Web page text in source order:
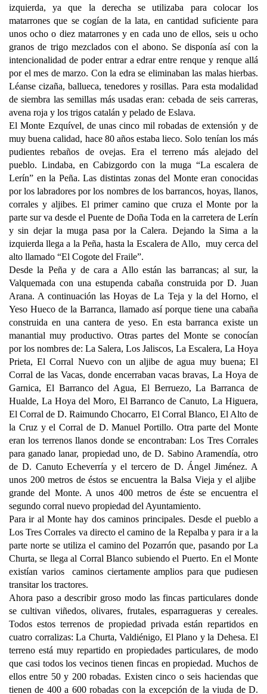
izquierda, ya que la derecha se utilizaba para colocar los
matarrones que se cogían de la lata, en cantidad suficiente para
unos ocho o diez matarrones y en cada uno de ellos, seis u ocho
granos de trigo mezclados con el abono. Se disponía así con la
intencionalidad de poder entrar a edrar entre renque y renque allá
por el mes de marzo. Con la edra se eliminaban las malas hierbas.
Léanse cizaña, ballueca, tenedores y rosillas. Para esta modalidad
de siembra las semillas más usadas eran: cebada de seis carreras,
avena roja y los trigos catalán y pelado de Eslava.
El Monte Ezquível, de unas cinco mil robadas de extensión y de
muy buena calidad, hace 80 años estaba lieco. Solo tenían los más
pudientes rebaños de ovejas. Era el terreno más alejado del
pueblo. Lindaba, en Cabizgordo con la muga “La escalera de
Lerín” en la Peña. Las distintas zonas del Monte eran conocidas
por los labradores por los nombres de los barrancos, hoyas, llanos,
corrales y aljibes. El primer camino que cruza el Monte por la
parte sur va desde el Puente de Doña Toda en la carretera de Lerín
y sin dejar la muga pasa por la Calera. Dejando la Sima a la
izquierda llega a la Peña, hasta la Escalera de Allo, muy cerca del
alto llamado “El Cogote del Fraile”.
Desde la Peña y de cara a Allo están las barrancas; al sur, la
Valquemada con una estupenda cabaña construida por D. Juan
Arana. A continuación las Hoyas de La Teja y la del Horno, el
Yeso Hueco de la Barranca, llamado así porque tiene una cabaña
construida en una cantera de yeso. En esta barranca existe un
manantial muy productivo. Otras partes del Monte se conocían
por los nombres de: La Salera, Los Jaliscos, La Escalera, La Hoya
Prieta, El Corral Nuevo con un aljibe de agua muy buena; El
Corral de las Vacas, donde encerraban vacas bravas, La Hoya de
Garnica, El Barranco del Agua, El Berruezo, La Barranca de
Hualde, La Hoya del Moro, El Barranco de Canuto, La Higuera,
El Corral de D. Raimundo Chocarro, El Corral Blanco, El Alto de
la Cruz y el Corral de D. Manuel Portillo. Otra parte del Monte
eran los terrenos llanos donde se encontraban: Los Tres Corrales
para ganado lanar, propiedad uno, de D. Sabino Aramendía, otro
de D. Canuto Echeverría y el tercero de D. Ángel Jiménez. A
unos 200 metros de éstos se encuentra la Balsa Vieja y el aljibe
grande del Monte. A unos 400 metros de éste se encuentra el
segundo corral nuevo propiedad del Ayuntamiento.
Para ir al Monte hay dos caminos principales. Desde el pueblo a
Los Tres Corrales va directo el camino de la Repalba y para ir a la
parte norte se utiliza el camino del Pozarrón que, pasando por La
Churta, se llega al Corral Blanco subiendo el Puerto. En el Monte
existían varios caminos ciertamente amplios para que pudiesen
transitar los tractores.
Ahora paso a describir groso modo las fincas particulares donde
se cultivan viñedos, olivares, frutales, esparragueras y cereales.
Todos estos terrenos de propiedad privada están repartidos en
cuatro corralizas: La Churta, Valdiénigo, El Plano y la Dehesa. El
terreno está muy repartido en propiedades particulares, de modo
que casi todos los vecinos tienen fincas en propiedad. Muchos de
ellos entre 50 y 200 robadas. Existen cinco o seis haciendas que
tienen de 400 a 600 robadas con la excepción de la viuda de D.